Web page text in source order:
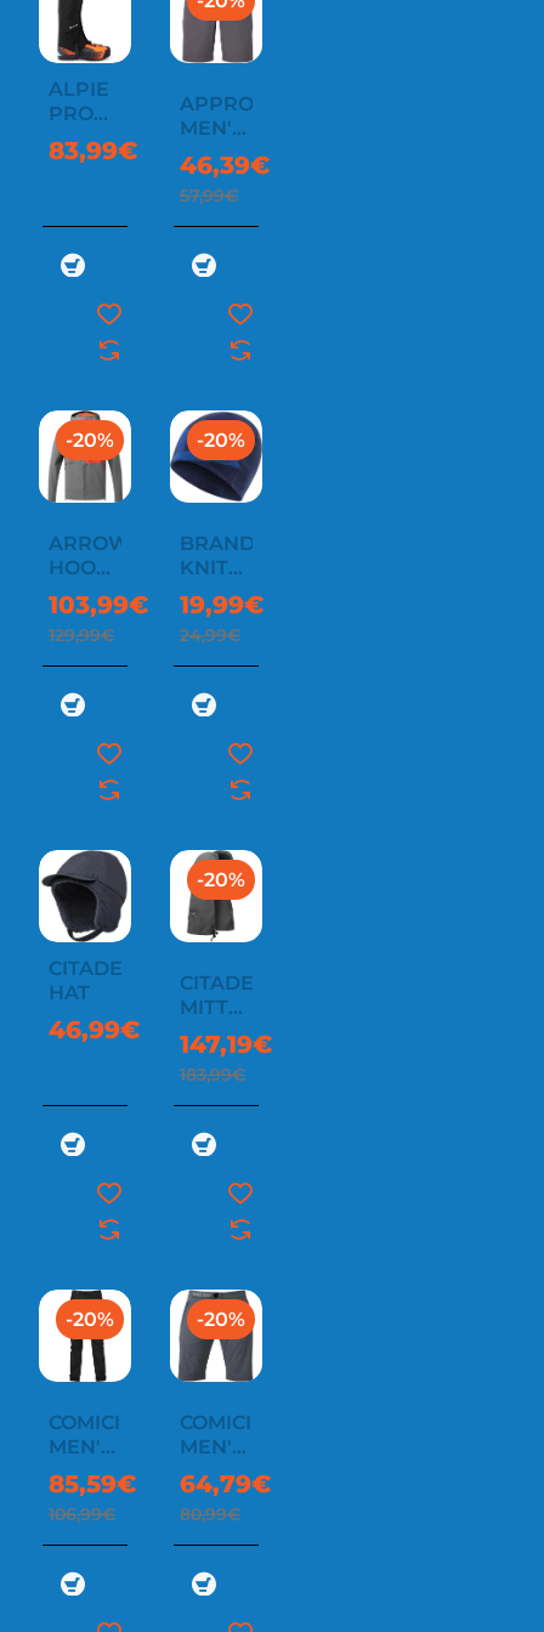
ALPIE
PRO
GAITER
83,99€
APPROACH
MEN'S
SHORT
46,39€
57,99€
-20%
ARROW
HOODED
MENS
103,99€
129,99€
-20%
BRANDED
KNITTED
BEANIE
19,99€
24,99€
CITADEL
HAT
46,99€
-20%
CITADEL
MITT
GAUNTLET
147,19€
183,99€
-20%
COMICI
MEN'S
PANT
85,59€
106,99€
-20%
COMICI
MEN'S
SHORT
64,79€
80,99€